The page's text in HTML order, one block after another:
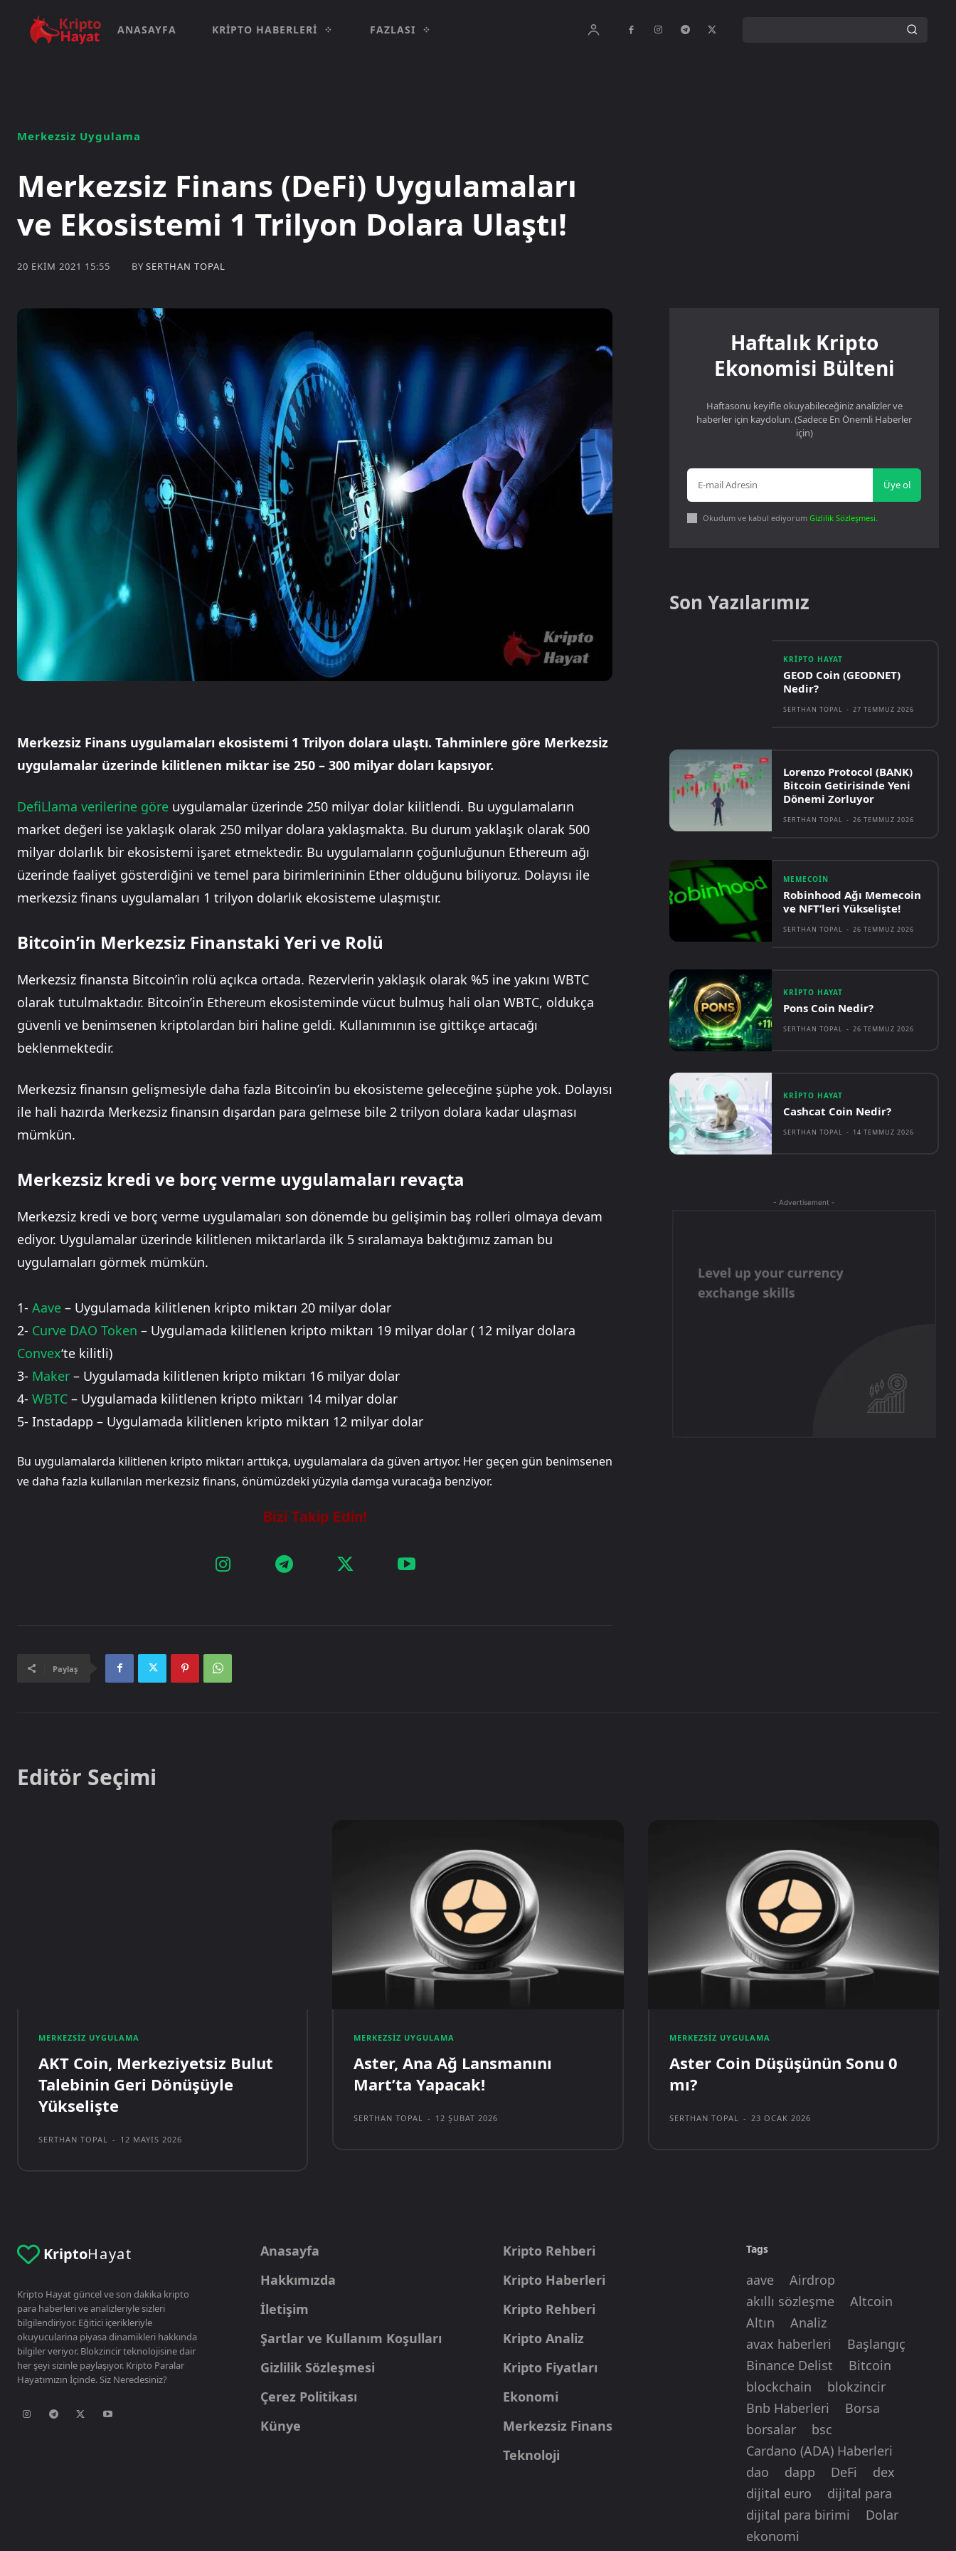
ANASAYFA KRIPTO HABERLERI FAZLASI
Merkezsiz Uygulama
Merkezsiz Finans (DeFi) Uygulamaları
ve Ekosistemi 1 Trilyon Dolara Ulaştı!
20 EKIM 2021 15:55 BY SERTHAN TOPAL
Merkezsiz Finans uygulamaları ekosistemi 1 Trilyon dolara ulaştı. Tahminlere göre Merkezsiz
uygulamalar üzerinde kilitlenen miktar ise 250 – 300 milyar doları kapsıyor.
DefiLlama verilerine göre uygulamalar üzerinde 250 milyar dolar kilitlendi. Bu uygulamaların
market değeri ise yaklaşık olarak 250 milyar dolara yaklaşmakta. Bu durum yaklaşık olarak 500
milyar dolarlık bir ekosistemi işaret etmektedir. Bu uygulamaların çoğunluğunun Ethereum ağı
üzerinde faaliyet gösterdiğini ve temel para birimlerininin Ether olduğunu biliyoruz. Dolayısı ile
merkezsiz finans uygulamaları 1 trilyon dolarlık ekosisteme ulaşmıştır.
Bitcoin’in Merkezsiz Finanstaki Yeri ve Rolü
Merkezsiz finansta Bitcoin’in rolü açıkca ortada. Rezervlerin yaklaşık olarak %5 ine yakını WBTC
olarak tutulmaktadır. Bitcoin’in Ethereum ekosisteminde vücut bulmuş hali olan WBTC, oldukça
güvenli ve benimsenen kriptolardan biri haline geldi. Kullanımının ise gittikçe artacağı
beklenmektedir.
Merkezsiz finansın gelişmesiyle daha fazla Bitcoin’in bu ekosisteme geleceğine şüphe yok. Dolayısı
ile hali hazırda Merkezsiz finansın dışardan para gelmese bile 2 trilyon dolara kadar ulaşması
mümkün.
Merkezsiz kredi ve borç verme uygulamaları revaçta
Merkezsiz kredi ve borç verme uygulamaları son dönemde bu gelişimin baş rolleri olmaya devam
ediyor. Uygulamalar üzerinde kilitlenen miktarlarda ilk 5 sıralamaya baktığımız zaman bu
uygulamaları görmek mümkün.
1- Aave – Uygulamada kilitlenen kripto miktarı 20 milyar dolar
2- Curve DAO Token – Uygulamada kilitlenen kripto miktarı 19 milyar dolar ( 12 milyar dolara
Convex‘te kilitli)
3- Maker – Uygulamada kilitlenen kripto miktarı 16 milyar dolar
4- WBTC – Uygulamada kilitlenen kripto miktarı 14 milyar dolar
5- Instadapp – Uygulamada kilitlenen kripto miktarı 12 milyar dolar
Bu uygulamalarda kilitlenen kripto miktarı arttıkça, uygulamalara da güven artıyor. Her geçen gün benimsenen
ve daha fazla kullanılan merkezsiz finans, önümüzdeki yüzyıla damga vuracağa benziyor.
Paylaş
Haftalık Kripto
Ekonomisi Bülteni
Haftasonu keyifle okuyabileceğiniz analizler ve
haberler için kaydolun. (Sadece En Önemli Haberler
için)
Üye ol
Okudum ve kabul ediyorumGizlilik Sözleşmesi.
Son Yazılarımız
KRIPTO HAYAT
GEOD Coin (GEODNET)
Nedir?
SERTHAN TOPAL - 27 TEMMUZ 2026
Lorenzo Protocol (BANK)
Bitcoin Getirisinde Yeni
Dönemi Zorluyor
SERTHAN TOPAL - 26 TEMMUZ 2026
MEMECOIN
Robinhood Ağı Memecoin
ve NFT’leri Yükselişte!
SERTHAN TOPAL - 26 TEMMUZ 2026
KRIPTO HAYAT
Pons Coin Nedir?
SERTHAN TOPAL - 26 TEMMUZ 2026
KRIPTO HAYAT
Cashcat Coin Nedir?
SERTHAN TOPAL - 14 TEMMUZ 2026
- Advertisement -
Editör Seçimi
MERKEZSIZ UYGULAMA
AKT Coin, Merkeziyetsiz Bulut
Talebinin Geri Dönüşüyle
Yükselişte
SERTHAN TOPAL - 12 MAYIS 2026
MERKEZSIZ UYGULAMA
Aster, Ana Ağ Lansmanını
Mart’ta Yapacak!
SERTHAN TOPAL - 12 ŞUBAT 2026
MERKEZSIZ UYGULAMA
Aster Coin Düşüşünün Sonu 0
mı?
SERTHAN TOPAL - 23 OCAK 2026
KriptoHayat
Kripto Hayat güncel ve son dakika kripto
para haberleri ve analizleriyle sizleri
bilgilendiriyor. Eğitici içerikleriyle
okuyucularina piyasa dinamikleri hakkında
bilgiler veriyor. Blokzincir teknolojisine dair
her şeyi sizinle paylaşıyor. Kripto Paralar
Hayatımızın İçinde. Siz Neredesiniz?
Anasayfa
Hakkımızda
İletişim
Şartlar ve Kullanım Koşulları
Gizlilik Sözleşmesi
Çerez Politikası
Künye
Kripto Rehberi
Kripto Haberleri
Kripto Rehberi
Kripto Analiz
Kripto Fiyatları
Ekonomi
Merkezsiz Finans
Teknoloji
Tags
aave
Airdrop
akıllı sözleşme
Altcoin
Altın
Analiz
avax haberleri
Başlangıç
Binance Delist
Bitcoin
blockchain
blokzincir
Bnb Haberleri
Borsa
borsalar
bsc
Cardano (ADA) Haberleri
dao
dapp DeFi
dex
dijital euro
dijital para
dijital para birimi
Dolar
ekonomi